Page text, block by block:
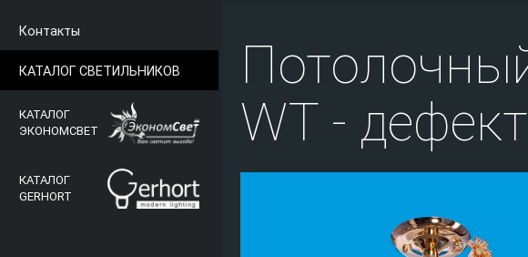
Контакты
КАТАЛОГ СВЕТИЛЬНИКОВ
КАТАЛОГ
ЭКОНОМСВЕТ
КАТАЛОГ
GERHORT
WT -